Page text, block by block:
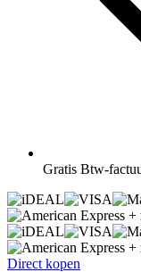
Gratis Btw-
+
+
Direct kopen